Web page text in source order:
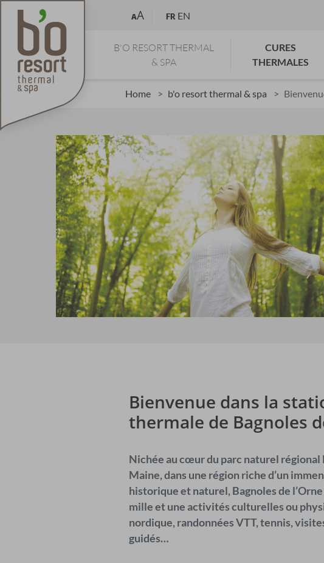
B'O RESORT THERMAL
& SPA
CURES
THERMALES
AA FR EN
Home b'o resort thermal & spa
Bienvenue dans la
thermale de Bagnoles
Nichée au cœur du parc naturel régional
Maine, dans une région riche d’un
historique et naturel, Bagnoles de
mille et une activités culturelles ou
nordique, randonnées VTT, tennis,
guidés…